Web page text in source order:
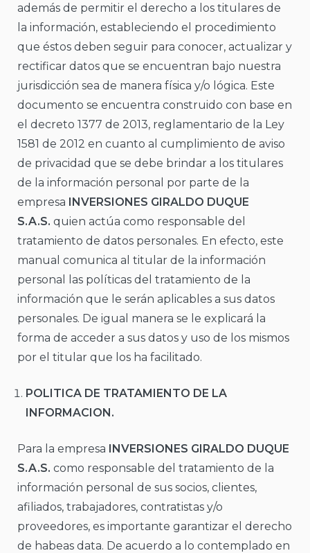
además de permitir el derecho a los titulares de
la información, estableciendo el procedimiento
que éstos deben seguir para conocer, actualizar y
rectificar datos que se encuentran bajo nuestra
jurisdicción sea de manera física y/o lógica. Este
documento se encuentra construido con base en
el decreto 1377 de 2013, reglamentario de la Ley
1581 de 2012 en cuanto al cumplimiento de aviso
de privacidad que se debe brindar a los titulares
de la información personal por parte de la
empresa INVERSIONES GIRALDO DUQUE
S.A.S. quien actúa como responsable del
tratamiento de datos personales. En efecto, este
manual comunica al titular de la información
personal las políticas del tratamiento de la
información que le serán aplicables a sus datos
personales. De igual manera se le explicará la
forma de acceder a sus datos y uso de los mismos
por el titular que los ha facilitado.
POLITICA DE TRATAMIENTO DE LA
INFORMACION.
Para la empresa INVERSIONES GIRALDO DUQUE
S.A.S. como responsable del tratamiento de la
información personal de sus socios, clientes,
afiliados, trabajadores, contratistas y/o
proveedores, es importante garantizar el derecho
de habeas data. De acuerdo a lo contemplado en